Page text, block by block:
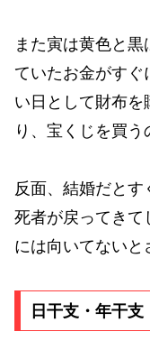
また寅は黄色と
ていたお金がすぐ
い日として財布を
り、宝くじを買う
反面、結婚だとす
死者が戻ってきて
には向いてないと
日干支・年干支